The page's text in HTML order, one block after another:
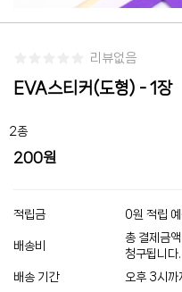
리뷰없음
EVA스티커(도형) - 1장
2종
200
적립금 0원 적립
배송비
총 결제금
청구됩니다.
배송 기간
오후 3시까